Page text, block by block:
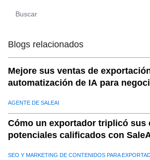
conclusión
Blogs relacionados
Mejore sus ventas de
automatización de IA para
AGENTE DE SALEAI
Cómo un exportador triplicó sus
potenciales calificados con
SEO Y MARKETING DE CONTENIDOS PARA